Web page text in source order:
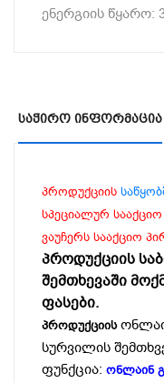
ენერგიის წყარო:
Საჭირო Ინფორმაცია
პროდუქციის
სპეციალურ
ვაუჩერს სააქციო
პროდუქციის
შემთხევაში
ფასები.
პროდუქციის
სურვილის
ფუნქცია: ონლაინ